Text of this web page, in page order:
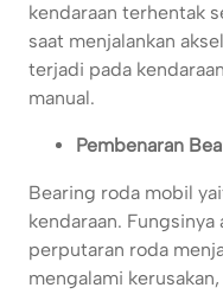
kendaraan terhentak
saat menjalankan
terjadi pada
manual.
Pembenaran
Bearing roda mobil
kendaraan.
perputaran roda
mengalami